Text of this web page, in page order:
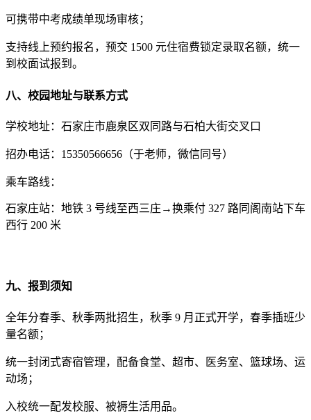
可携带中考成绩单现场审核；
支持线上预约报名，预交 1500 元住宿费锁定录取名额，统一
到校面试报到。
八、校园地址与联系方式
学校地址：石家庄市鹿泉区双同路与石柏大街交叉口
招办电话：15350566656（于老师，微信同号）
乘车路线：
石家庄站：地铁 3 号线至西三庄→换乘付 327 路同阁南站下车
西行 200 米
九、报到须知
全年分春季、秋季两批招生，秋季 9 月正式开学，春季插班少
量名额；
统一封闭式寄宿管理，配备食堂、超市、医务室、篮球场、运
动场；
入校统一配发校服、被褥生活用品。